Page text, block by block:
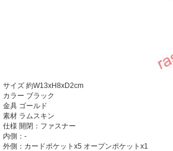
サイズ 約W13xH8xD2cm
カラー ブラック
金具 ゴールド
素材 ラムスキン
仕様 開閉：ファスナー
内側：-
外側：カードポケットx5 オープンポケットx1